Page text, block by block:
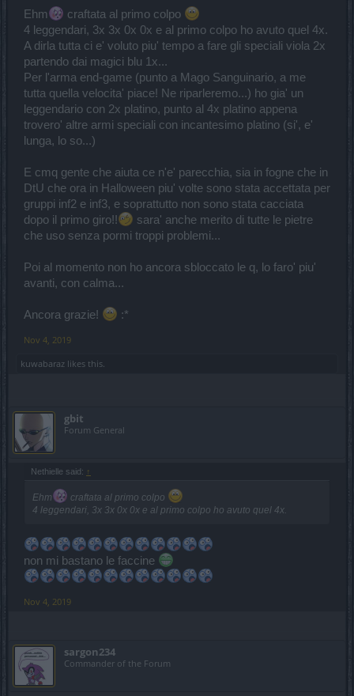
Ehm
craftata al primo colpo
4 leggendari, 3x 3x 0x 0x e al primo colpo ho avuto quel 4x.
A dirla tutta ci e' voluto piu' tempo a fare gli speciali viola 2x
partendo dai magici blu 1x...
Per l'arma end-game (punto a Mago Sanguinario, a me
tutta quella velocita' piace! Ne riparleremo...) ho gia' un
leggendario con 2x platino, punto al 4x platino appena
trovero' altre armi speciali con incantesimo platino (si', e'
lunga, lo so...)
E cmq gente che aiuta ce n'e' parecchia, sia in fogne che in
DtU che ora in Halloween piu' volte sono stata accettata per
gruppi inf2 e inf3, e soprattutto non sono stata cacciata
dopo il primo giro!!
sara' anche merito di tutte le pietre
che uso senza pormi troppi problemi...
Poi al momento non ho ancora sbloccato le q, lo faro' piu'
avanti, con calma...
Ancora grazie! :*
Nov 4, 2019
kuwabaraz likes this.
gbit
Forum General
Nethielle said: ↑
Ehm
craftata al primo colpo
4 leggendari, 3x 3x 0x 0x e al primo colpo ho avuto quel 4x.
non mi bastano le faccine
Nov 4, 2019
sargon234
Commander of the Forum